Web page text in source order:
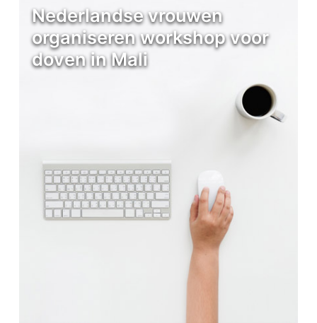
Nederlandse vrouwen
organiseren workshop voor
doven in Mali